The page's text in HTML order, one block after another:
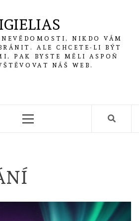
NIKDO VÁM
ALE CHCETE-LI BÝT
PAK BYSTE MĚLI ASPOŇ
NÁŠ WEB.